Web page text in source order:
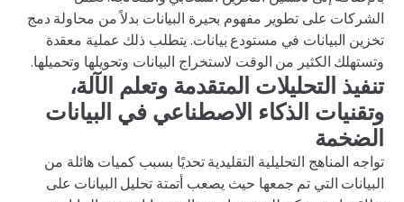
الشركات على تطوير مفهوم بحيرة البيانات بدلاً من محاولة دمج
تخزين البيانات في مستودع بيانات. يتطلب ذلك عملية معقدة
وتستهلك الكثير من الوقت لاستخراج البيانات وتحويلها وتحميلها.
تنفيذ التحليلات المتقدمة وتعلم الآلة،
وتقنيات الذكاء الاصطناعي في البيانات
الضخمة
تواجه المناهج التحليلية التقليدية تحديًا بسبب كميات هائلة من
البيانات التي تم جمعها حيث يصعب أتمتة تحليل البيانات على